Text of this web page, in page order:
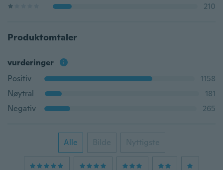
210
Produktomtaler
vurderinger
Positiv
1158
Nøytral
181
Negativ
265
Alle Bilde Nyttigste